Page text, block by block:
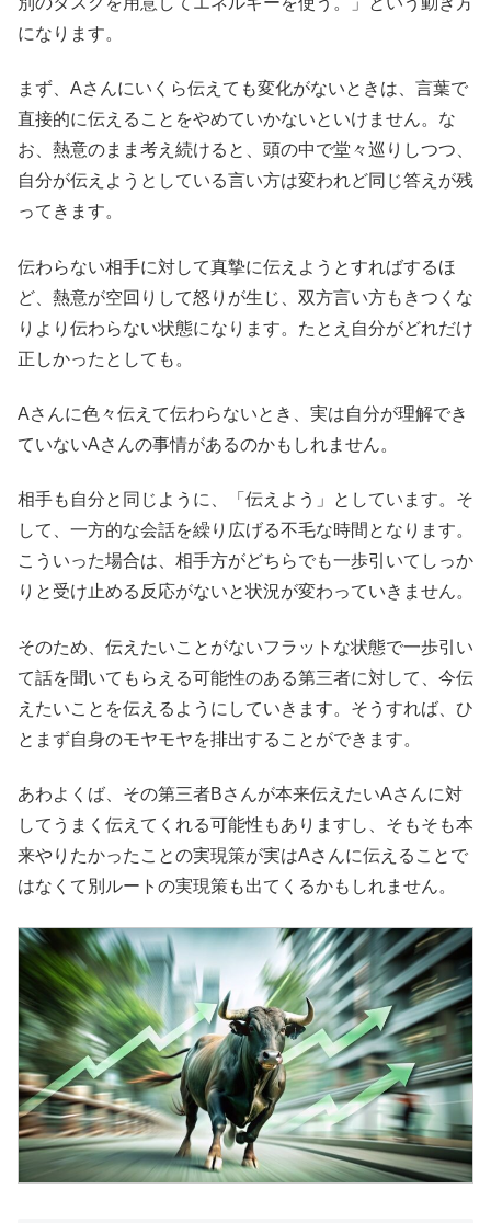
になります。
まず、Aさんにいくら伝えても変化がないときは、言葉で
直接的に伝えることをやめていかないといけません。な
お、熱意のまま考え続けると、頭の中で堂々巡りしつつ、
自分が伝えようとしている言い方は変われど同じ答えが残
ってきます。
伝わらない相手に対して真摯に伝えようとすればするほ
ど、熱意が空回りして怒りが生じ、双方言い方もきつくな
りより伝わらない状態になります。たとえ自分がどれだけ
正しかったとしても。
Aさんに色々伝えて伝わらないとき、実は自分が理解でき
ていないAさんの事情があるのかもしれません。
相手も自分と同じように、「伝えよう」としています。そ
して、一方的な会話を繰り広げる不毛な時間となります。
こういった場合は、相手方がどちらでも一歩引いてしっか
りと受け止める反応がないと状況が変わっていきません。
そのため、伝えたいことがないフラットな状態で一歩引い
て話を聞いてもらえる可能性のある第三者に対して、今伝
えたいことを伝えるようにしていきます。そうすれば、ひ
とまず自身のモヤモヤを排出することができます。
あわよくば、その第三者Bさんが本来伝えたいAさんに対
してうまく伝えてくれる可能性もありますし、そもそも本
来やりたかったことの実現策が実はAさんに伝えることで
はなくて別ルートの実現策も出てくるかもしれません。